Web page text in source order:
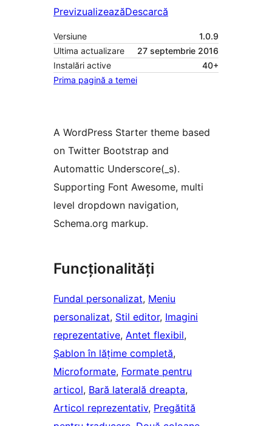
PrevizualizeazăDescarcă
Versiune
1.0.9
Ultima actualizare
27 septembrie 2016
Instalări active
40+
Prima pagină a temei
A WordPress Starter theme based
on Twitter Bootstrap and
Automattic Underscore(_s).
Supporting Font Awesome, multi
level dropdown navigation,
Schema.org markup.
Funcționalități
Fundal personalizat, Meniu
personalizat, Stil editor, Imagini
reprezentative, Antet flexibil
Șablon în lățime completă
Microformate, Formate pentru
articol, Bară laterală dreapta
Articol reprezentativ, Pregătită